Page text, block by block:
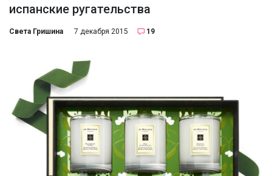
испанские ругательства
Света Гришина 7 декабря 2015 19